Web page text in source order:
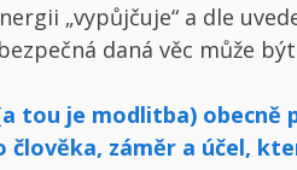
„vypůjčuje“ a dle
daná věc může
tou je modlitba) obecně
záměr a účel,